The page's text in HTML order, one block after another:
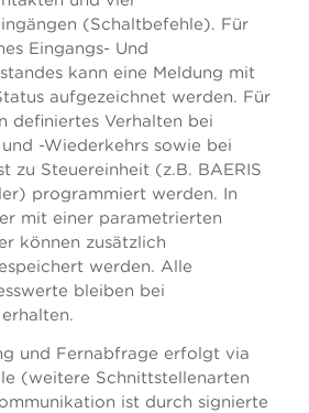
(Schaltbefehle). Für
Eingangs- Und
kann eine Meldung mit
aufgezeichnet werden. Für
definiertes Verhalten bei
-Wiederkehrs sowie bei
zu Steuereinheit (z.B. BAERIS
programmiert werden. In
mit einer parametrierten
können zusätzlich
werden. Alle
bleiben bei
und Fernabfrage erfolgt via
(weitere Schnittstellenarten
ist durch signierte